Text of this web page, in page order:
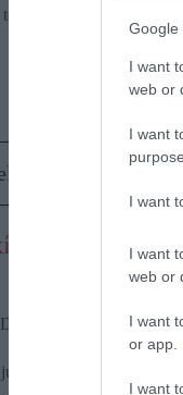
Google
I want
web or
I want
I want
I want
web or
I want
or app.
I want
mint hússzoros,
Ezek a világ
rosszul
adatok alapján
GDP-jét